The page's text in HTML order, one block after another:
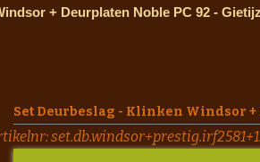
+ Deurplaten Noble PC 92 -
Set Deurbeslag - Klinken Windsor